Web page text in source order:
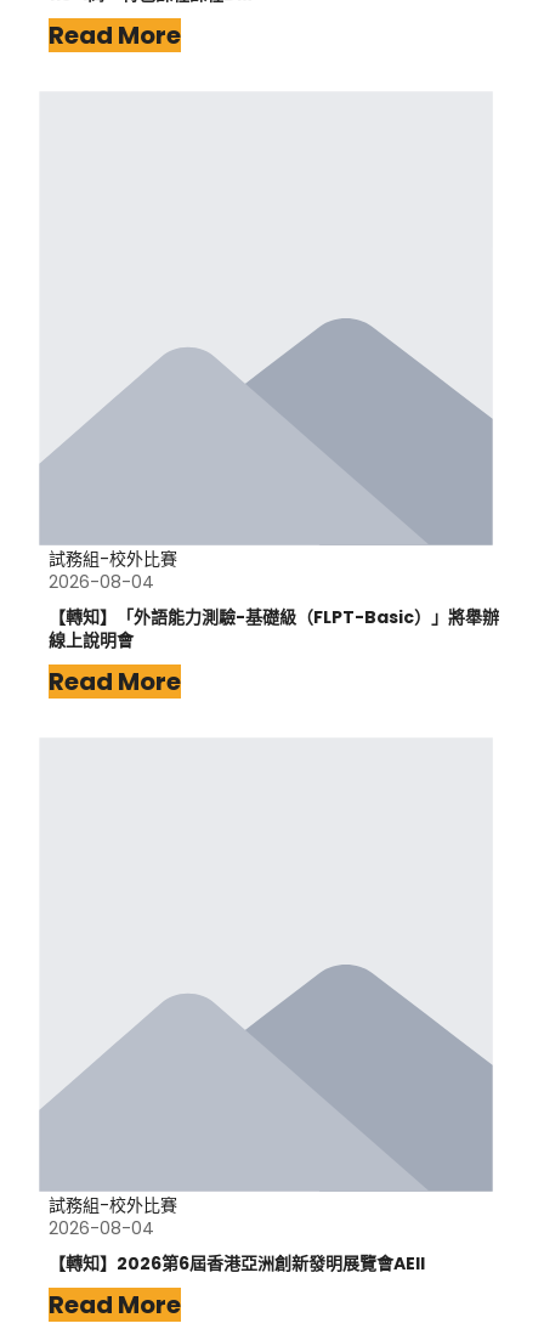
Read More
試務組-校外比賽
2026-08-04
【轉知】「外語能力測驗-基礎級（FLPT-Basic）」將舉辦
線上說明會
Read More
試務組-校外比賽
2026-08-04
【轉知】2026第6屆香港亞洲創新發明展覽會AEII
Read More